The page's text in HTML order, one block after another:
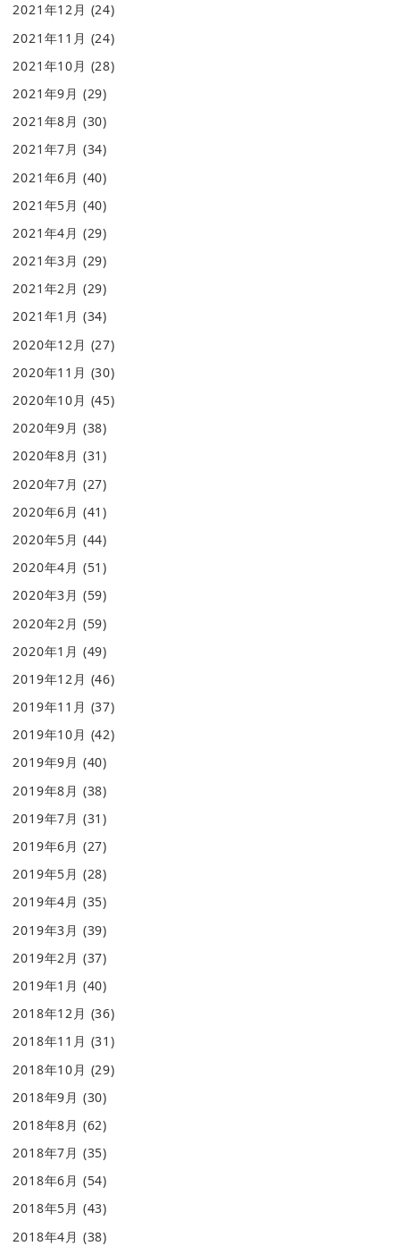
2021年12月 (24)
2021年11月 (24)
2021年10月 (28)
2021年9月 (29)
2021年8月 (30)
2021年7月 (34)
2021年6月 (40)
2021年5月 (40)
2021年4月 (29)
2021年3月 (29)
2021年2月 (29)
2021年1月 (34)
2020年12月 (27)
2020年11月 (30)
2020年10月 (45)
2020年9月 (38)
2020年8月 (31)
2020年7月 (27)
2020年6月 (41)
2020年5月 (44)
2020年4月 (51)
2020年3月 (59)
2020年2月 (59)
2020年1月 (49)
2019年12月 (46)
2019年11月 (37)
2019年10月 (42)
2019年9月 (40)
2019年8月 (38)
2019年7月 (31)
2019年6月 (27)
2019年5月 (28)
2019年4月 (35)
2019年3月 (39)
2019年2月 (37)
2019年1月 (40)
2018年12月 (36)
2018年11月 (31)
2018年10月 (29)
2018年9月 (30)
2018年8月 (62)
2018年7月 (35)
2018年6月 (54)
2018年5月 (43)
2018年4月 (38)